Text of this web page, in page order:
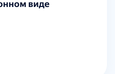
виде